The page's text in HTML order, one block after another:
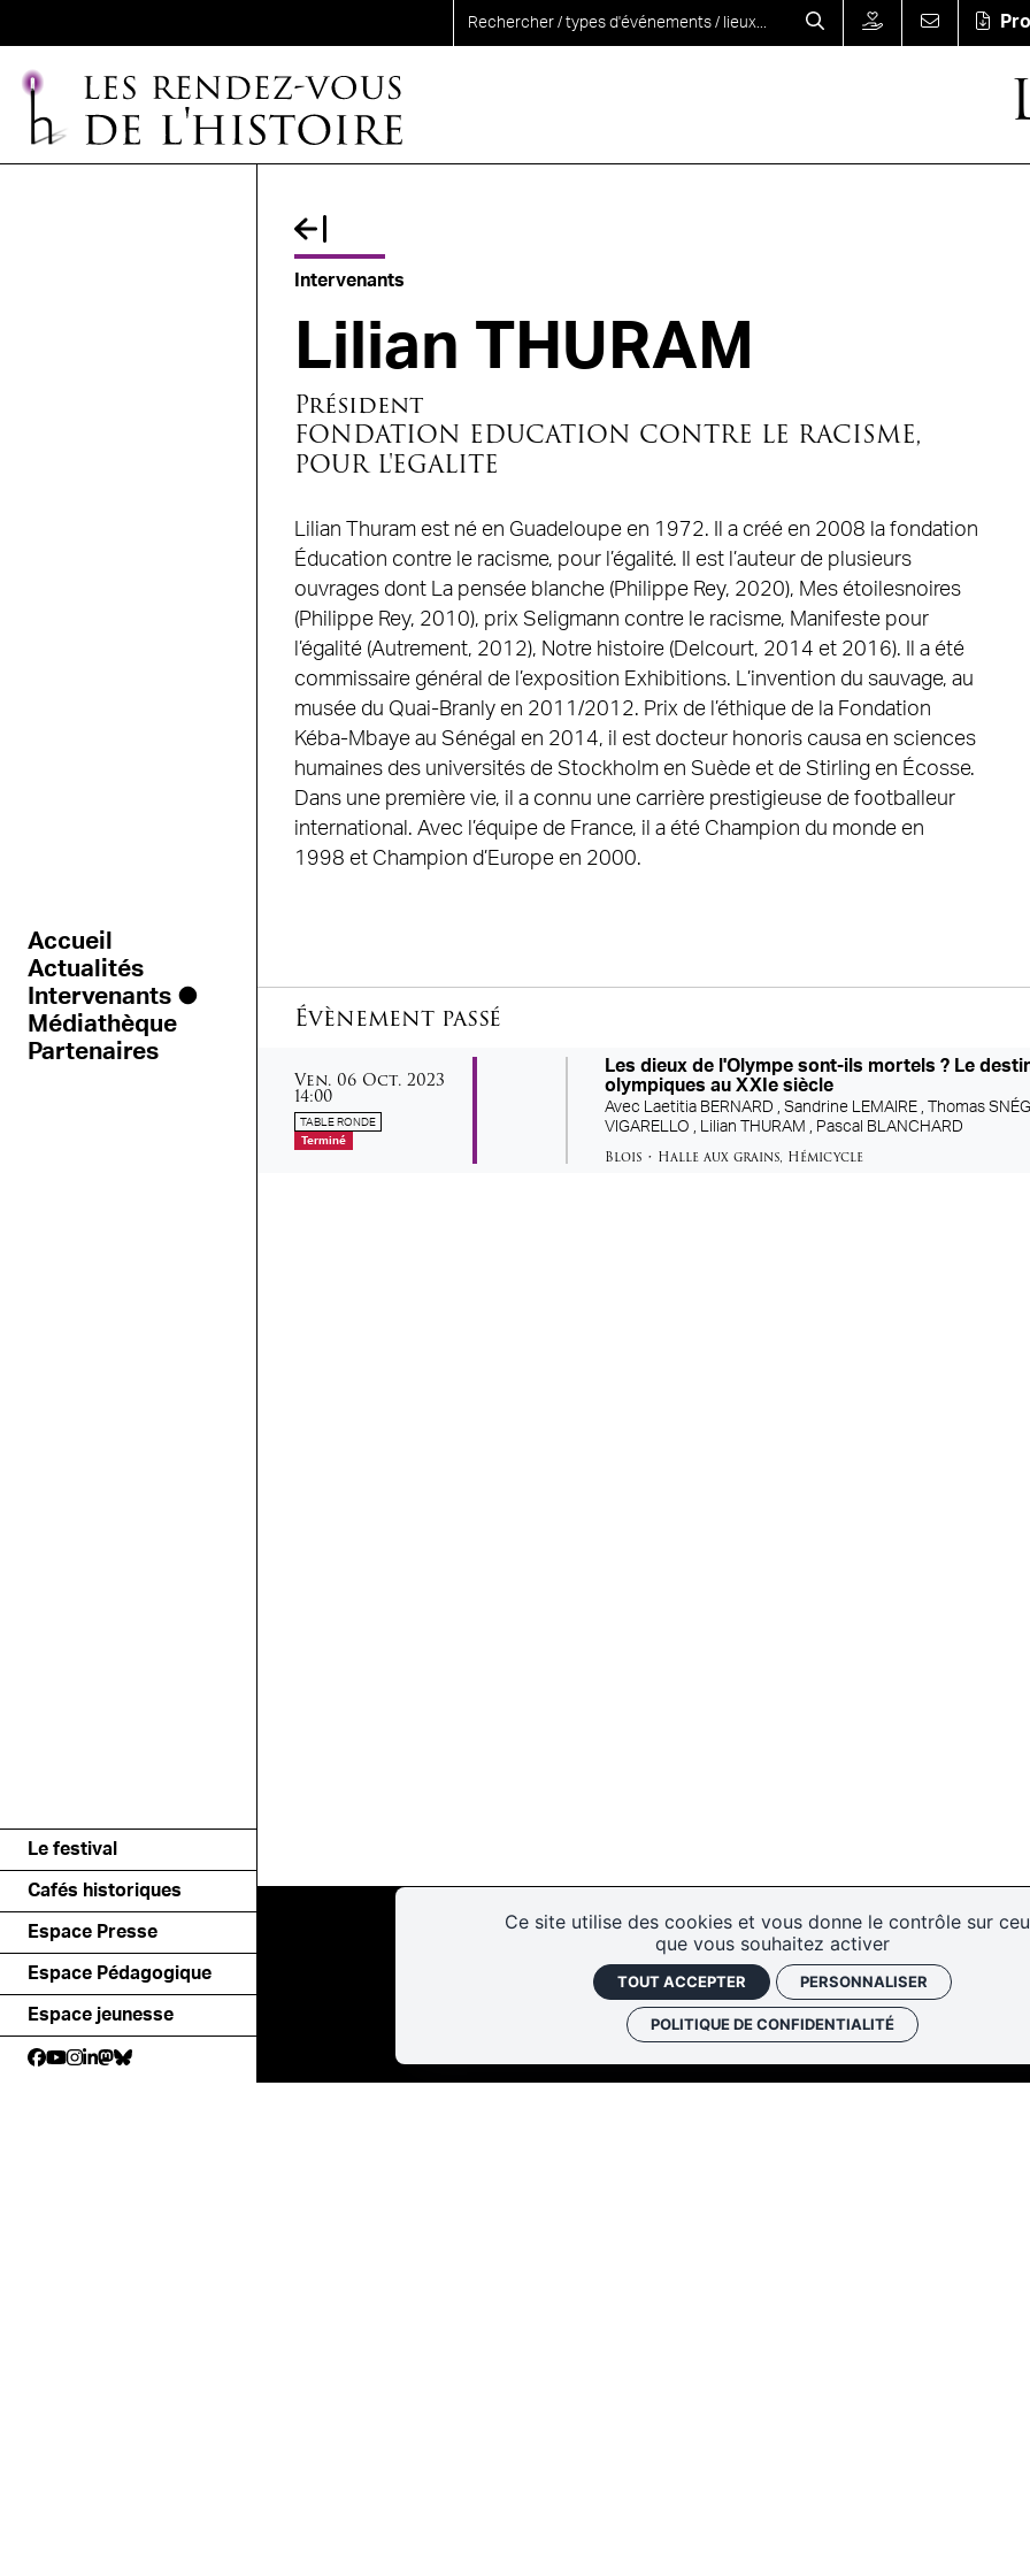
Ce site utilise des cookies et vous donne le contrôle sur
que vous souhaitez activer
TOUT ACCEPTER PERSONNALISER
POLITIQUE DE CONFIDENTIALITÉ
Accueil
Actualités
Intervenants
Médiathèque
Partenaires
Le festival
Cafés historiques
Espace Presse
Espace Pédagogique
Espace jeunesse
Fil d'Ariane
Intervenants
Lilian THURAM
Président
FONDATION EDUCATION CONTRE LE RACISME,
POUR L'EGALITE
Lilian Thuram est né en Guadeloupe en 1972. Il a créé en 2008 la fondation
Éducation contre le racisme, pour l’égalité. Il est l’auteur de plusieurs
ouvrages dont La pensée blanche (Philippe Rey, 2020), Mes étoilesnoires
(Philippe Rey, 2010), prix Seligmann contre le racisme, Manifeste pour
l’égalité (Autrement, 2012), Notre histoire (Delcourt, 2014 et 2016). Il a été
commissaire général de l’exposition Exhibitions. L’invention du sauvage, au
musée du Quai-Branly en 2011/2012. Prix de l’éthique de la Fondation
Kéba-Mbaye au Sénégal en 2014, il est docteur honoris causa en sciences
humaines des universités de Stockholm en Suède et de Stirling en Écosse.
Dans une première vie, il a connu une carrière prestigieuse de footballeur
international. Avec l’équipe de France, il a été Champion du monde en
1998 et Champion d’Europe en 2000.
Évènement passé
vendredi
Ven. 06 octobre
Oct. 2023
14:00
TABLE RONDE
Terminé
Les dieux de l'Olympe sont-ils mortels ? Le
olympiques au XXIe siècle
Avec Laetitia BERNARD ,Sandrine LEMAIRE ,Thomas
VIGARELLO , Lilian THURAM , Pascal BLANCHARD
Blois • Halle aux grains, Hémicycle
Les cafés
historiques
Faire un don